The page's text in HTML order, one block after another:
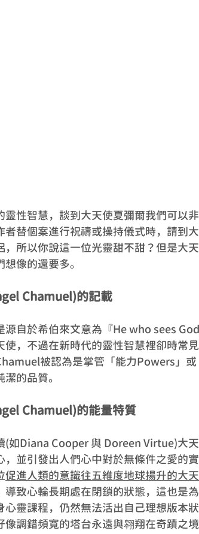
靈性智慧，談到大天使夏彌爾我們可以
者替個案進行祝禱或操持儀式時，請到
，所以你說這一位光靈甜不甜？但是大
像的還要多。
Chamuel)的記載
源自於希伯來文意為『He who sees
使，不過在新時代的靈性智慧裡卻時常
被認為是掌管「能力Powers」
的品質。
Chamuel)的能量特質
(如Diana Cooper 與 Doreen Virtue)大
並引發出人們心中對於無條件之愛的
促進人類的意識往五維度地球揚升的大
導致心輪長期處在閉鎖的狀態，這也是
靈課程，仍然無法活出自己理想版本
像調錯頻寬的塔台永遠與翱翔在奇蹟之